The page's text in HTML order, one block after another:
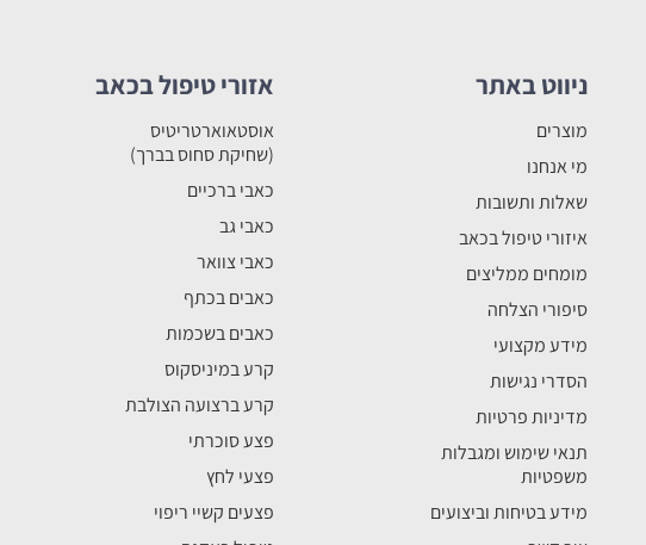
ניווט באתר
מוצרים
מי אנחנו
שאלות ותשובות
איזורי טיפול בכאב
מומחים ממליצים
סיפורי הצלחה
מידע מקצועי
הסדרי נגישות
מדיניות פרטיות
תנאי שימוש ומגבלות
משפטיות
מידע בטיחות וביצועים
אזורי טיפול בכאב
אוסטאוארטריטיס
(שחיקת סחוס בברך)
כאבי ברכיים
כאבי גב
כאבי צוואר
כאבים בכתף
כאבים בשכמות
קרע במיניסקוס
קרע ברצועה הצולבת
פצע סוכרתי
פצעי לחץ
פצעים קשיי ריפוי